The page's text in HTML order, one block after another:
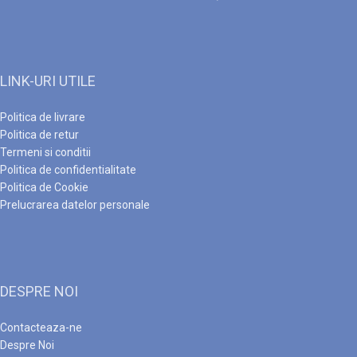
LINK-URI UTILE
Politica de livrare
Politica de retur
Termeni si conditii
Politica de confidentialitate
Politica de Cookie
Prelucrarea datelor personale
DESPRE NOI
Contacteaza-ne
Despre Noi